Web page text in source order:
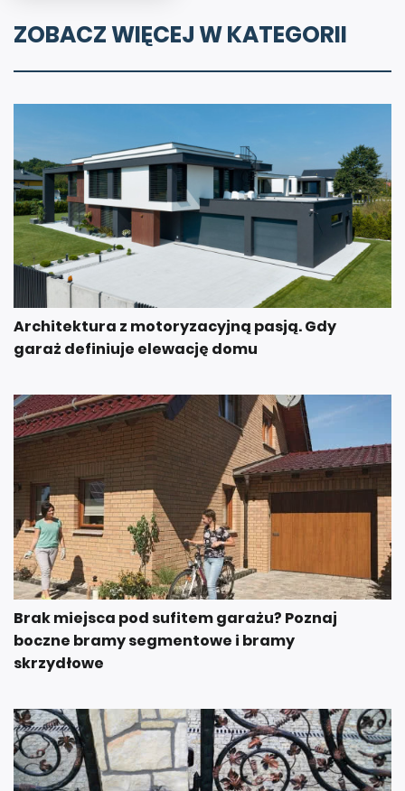
ZOBACZ WIĘCEJ W KATEGORII
Architektura z motoryzacyjną pasją. Gdy
garaż definiuje elewację domu
Brak miejsca pod sufitem garażu? Poznaj
boczne bramy segmentowe i bramy
skrzydłowe